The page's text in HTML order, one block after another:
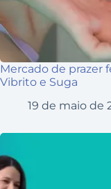
Mercado de prazer
Vibrito e Suga
19 de maio de